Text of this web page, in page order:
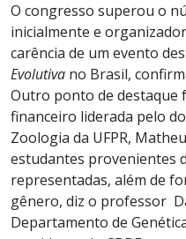
O congresso superou o
inicialmente e
carência de um evento
Evolutiva no Brasil,
Outro ponto de destaque
financeiro liderada pelo
Zoologia da UFPR,
estudantes provenientes
representadas, além de
gênero, diz o professor
Departamento de